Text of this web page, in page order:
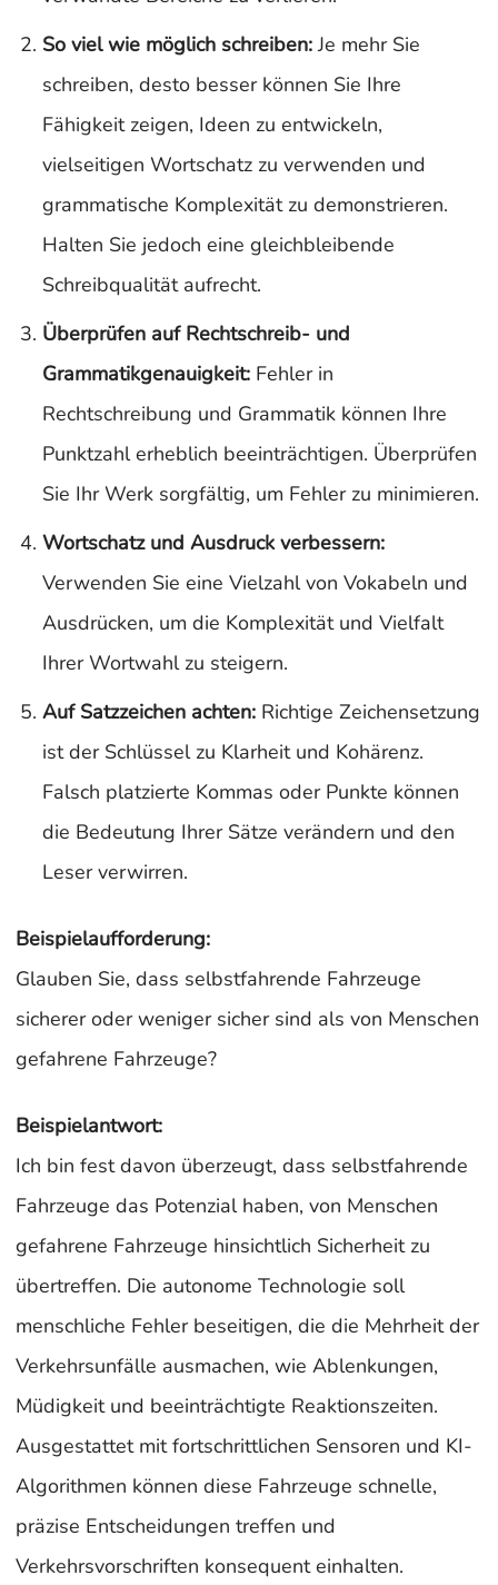
So viel wie möglich schreiben:Je mehr Sie
schreiben, desto besser können Sie Ihre
Fähigkeit zeigen, Ideen zu entwickeln,
vielseitigen Wortschatz zu verwenden und
grammatische Komplexität zu demonstrieren.
Halten Sie jedoch eine gleichbleibende
Schreibqualität aufrecht.
Überprüfen auf Rechtschreib- und
Grammatikgenauigkeit: Fehler in
Rechtschreibung und Grammatik können Ihre
Punktzahl erheblich beeinträchtigen. Überprüfen
Sie Ihr Werk sorgfältig, um Fehler zu minimieren.
Wortschatz und Ausdruck verbessern:
Verwenden Sie eine Vielzahl von Vokabeln und
Ausdrücken, um die Komplexität und Vielfalt
Ihrer Wortwahl zu steigern.
Auf Satzzeichen achten: Richtige Zeichensetzung
ist der Schlüssel zu Klarheit und Kohärenz.
Falsch platzierte Kommas oder Punkte können
die Bedeutung Ihrer Sätze verändern und den
Leser verwirren.
Beispielaufforderung:
Glauben Sie, dass selbstfahrende Fahrzeuge
sicherer oder weniger sicher sind als von Menschen
gefahrene Fahrzeuge?
Beispielantwort:
Ich bin fest davon überzeugt, dass selbstfahrende
Fahrzeuge das Potenzial haben, von Menschen
gefahrene Fahrzeuge hinsichtlich Sicherheit zu
übertreffen. Die autonome Technologie soll
menschliche Fehler beseitigen, die die Mehrheit der
Verkehrsunfälle ausmachen, wie Ablenkungen,
Müdigkeit und beeinträchtigte Reaktionszeiten.
Ausgestattet mit fortschrittlichen Sensoren und KI-
Algorithmen können diese Fahrzeuge schnelle,
präzise Entscheidungen treffen und
Verkehrsvorschriften konsequent einhalten.